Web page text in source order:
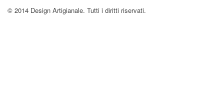
© 2014 Design Artigianale. Tutti i diritti riservati.